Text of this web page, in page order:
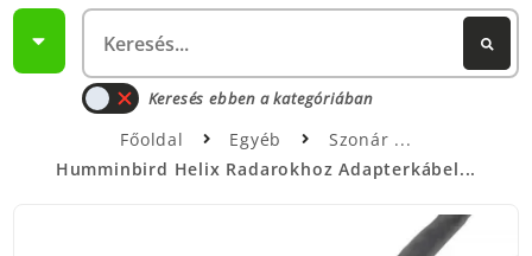
Keresés ebben a kategóriában
Főoldal Egyéb
Szonár
Humminbird Helix Radarokhoz Adapterkábel...